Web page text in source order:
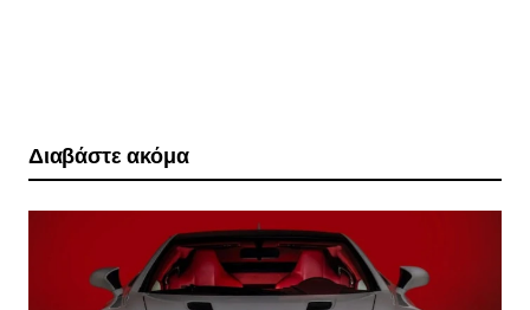
Διαβάστε ακόμα